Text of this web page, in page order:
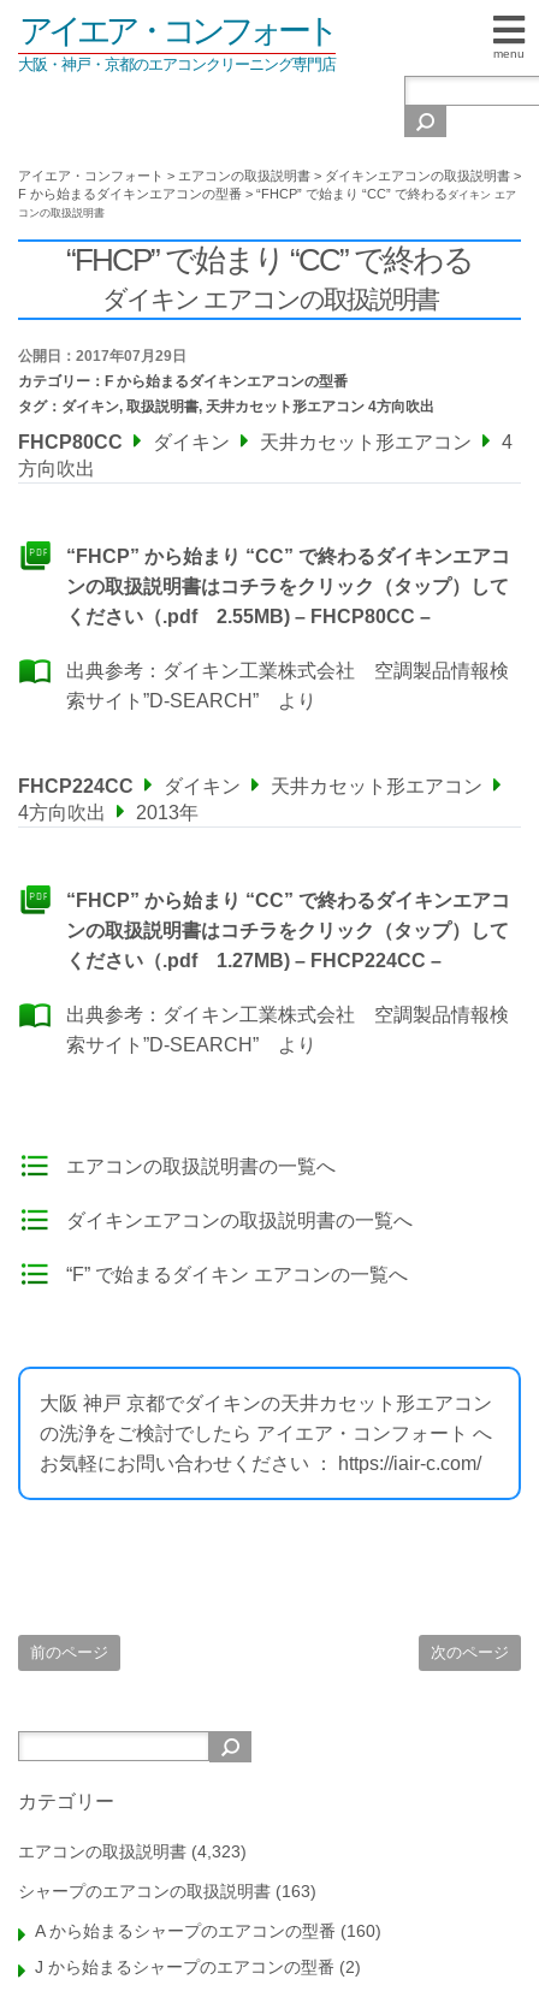
menu
アイエア・コンフォート
大阪・神戸・京都のエアコンクリーニング専門店
アイエア・コンフォート > エアコンの取扱説明書 > ダイキンエアコンの取扱説明書 >
F から始まるダイキンエアコンの型番 > “FHCP” で始まり “CC” で終わる ダイキン エア
コンの取扱説明書
“FHCP” で始まり “CC” で終わる
ダイキン エアコンの取扱説明書
公開日：2017年07月29日
カテゴリー： F から始まるダイキンエアコンの型番
タグ： ダイキン, 取扱説明書, 天井カセット形エアコン 4方向吹出
FHCP80CC ダイキン 天井カセット形エアコン
4
方向吹出
“FHCP” から始まり “CC” で終わるダイキンエアコ
ンの取扱説明書はコチラをクリック（タップ）して
ください（.pdf 2.55MB) – FHCP80CC –
出典参考： ダイキン工業株式会社 空調製品情報検
索サイト”D-SEARCH” より
FHCP224CC ダイキン
天井カセット形エアコン
4方向吹出
2013年
“FHCP” から始まり “CC” で終わるダイキンエアコ
ンの取扱説明書はコチラをクリック（タップ）して
ください（.pdf 1.27MB) – FHCP224CC –
出典参考： ダイキン工業株式会社 空調製品情報検
索サイト”D-SEARCH” より
エアコンの取扱説明書の一覧へ
ダイキンエアコンの取扱説明書の一覧へ
“F” で始まるダイキン エアコンの一覧へ
大阪 神戸 京都でダイキンの天井カセット形エアコン
の洗浄をご検討でしたら アイエア・コンフォート へ
お気軽にお問い合わせください ： https://iair-c.com/
前のページ 次のページ
カテゴリー
エアコンの取扱説明書 (4,323)
シャープのエアコンの取扱説明書 (163)
A から始まるシャープのエアコンの型番 (160)
J から始まるシャープのエアコンの型番 (2)